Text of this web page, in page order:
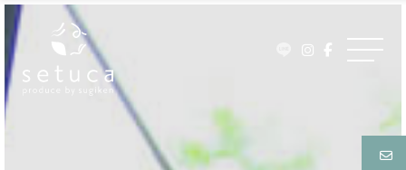
Skip
to
content
ュ
メ